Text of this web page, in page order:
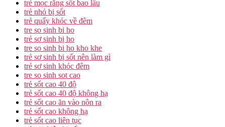
trẻ mọc răng sốt bao lâu
trẻ nhỏ bị sốt
trẻ quấy khóc về đêm
tre so sinh bi ho
trẻ sơ sinh bị ho
tre so sinh bi ho kho khe
trẻ sơ sinh bị sốt nên làm gì
trẻ sơ sinh khóc đêm
tre so sinh sot cao
trẻ sốt cao 40 độ
trẻ sốt cao 40 độ không hạ
trẻ sốt cao ăn vào nôn ra
trẻ sốt cao không hạ
trẻ sốt cao liên tục